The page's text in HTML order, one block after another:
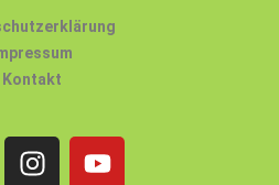
Kontakt